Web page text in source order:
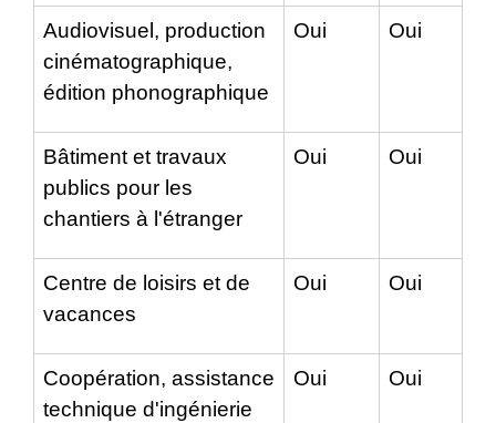
Audiovisuel, production
cinématographique,
édition phonographique
Oui Oui
Bâtiment et travaux
publics pour les
chantiers à l'étranger
Oui Oui
Centre de loisirs et de
vacances
Oui Oui
Coopération, assistance
technique d'ingénierie
Oui Oui